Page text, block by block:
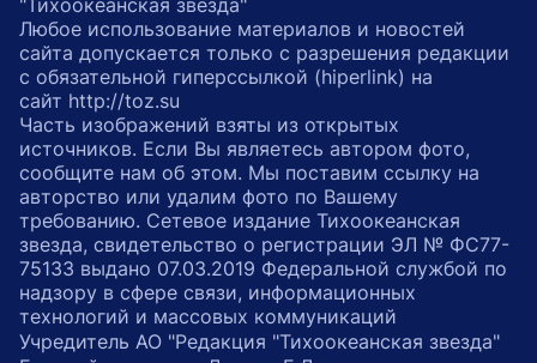
"Тихоокеанская звезда"
Любое использование материалов и новостей
сайта допускается только с разрешения редакции
с обязательной гиперссылкой (hiperlink) на
сайт http://toz.su
Часть изображений взяты из открытых
источников. Если Вы являетесь автором фото,
сообщите нам об этом. Мы поставим ссылку на
авторство или удалим фото по Вашему
требованию. Сетевое издание Тихоокеанская
звезда, свидетельство о регистрации ЭЛ № ФС77-
75133 выдано 07.03.2019 Федеральной службой по
надзору в сфере связи, информационных
технологий и массовых коммуникаций
Учредитель АО "Редакция "Тихоокеанская звезда"